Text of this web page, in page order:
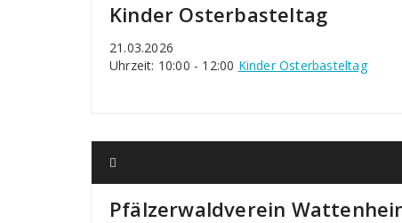
Kinder Osterbasteltag
21.03.2026
Uhrzeit: 10:00 - 12:00 Kinder Osterbasteltag
Pfälzerwaldverein